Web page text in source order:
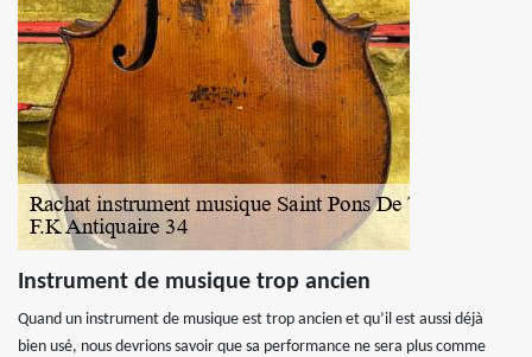
Instrument de musique trop ancien
Quand un instrument de musique est trop ancien et qu’il est aussi déjà
bien usé, nous devrions savoir que sa performance ne sera plus comme